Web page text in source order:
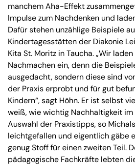
manchem Aha-Effekt
Impulse zum Nachdenken und
Dafür stehen unzählige Beispiele
Kindertagesstätten der Diakonie
Kita St. Moritz in Taucha. „Wir
Nachmachen ein, denn die
ausgedacht, sondern diese sind
der Praxis erprobt und für gut
Kindern“, sagt Höhn. Er ist selbst
weiß, wie wichtig Nachhaltigkeit
Auswahl der Praxistipps, so
leichtgefallen und eigentlich gäbe
genug Stoff für einen zweiten Teil.
pädagogische Fachkräfte lebten